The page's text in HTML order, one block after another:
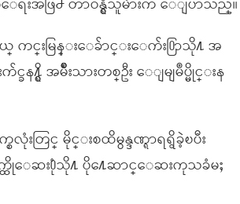
ဖြဲ႕ တာဝန္ရွိသူမ်ားက ေျပာသည္။
ယ္ ကင္းမြန္းေခ်ာင္းေက်း႐ြာသို႔ အ
႔္ရွိ အမ်ိဳးသားတစ္ဦး ေျမျမဳပ္မိုင္းန
ြင္ မိုင္းစထိမွန္ဒဏ္ရာရရွိခဲ့ၿပီး
ဆး႐ုံသို႔ ပို႔ေဆာင္ေဆးကုသခံမႈ